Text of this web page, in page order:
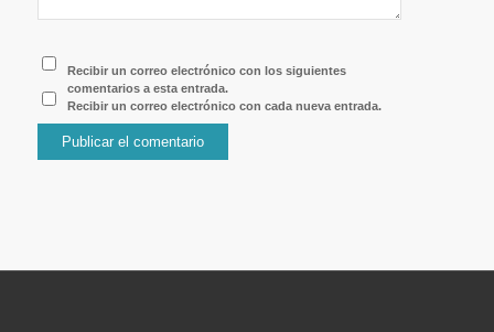
Recibir un correo electrónico con los siguientes
comentarios a esta entrada.
Recibir un correo electrónico con cada nueva entrada.